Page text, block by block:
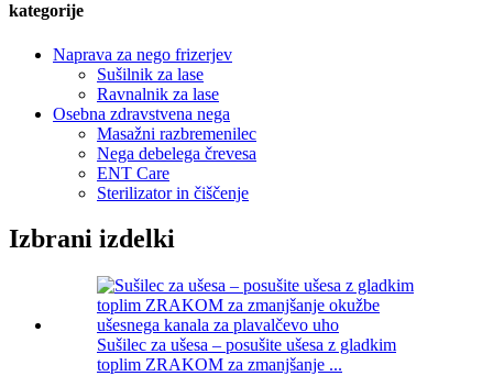
kategorije
Naprava za nego frizerjev
Sušilnik za lase
Ravnalnik za lase
Osebna zdravstvena nega
Masažni razbremenilec
Nega debelega črevesa
ENT Care
Sterilizator in čiščenje
Izbrani izdelki
Sušilec za ušesa – posušite ušesa z gladkim
toplim ZRAKOM za zmanjšanje ...